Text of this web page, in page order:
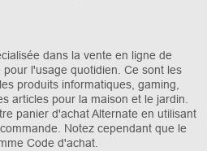
dans la vente en ligne de
l'usage quotidien. Ce sont les
produits informatiques, gaming,
articles pour la maison et le jardin.
panier d'achat Alternate en utilisant
Notez cependant que le
Code d'achat.